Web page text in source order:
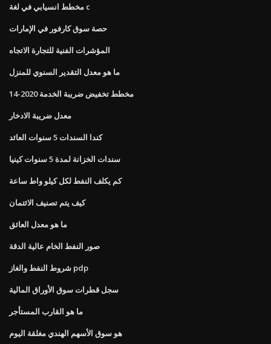
مخطط انسيابي في لغة c
حصة سوق كارفور في الإمارات
المؤشرات الفنية للتجارة الاتجاه
ما هو معدل التقدير السنوي للمنزل
مخطط تخفيض ضريبة الخدمة 2020-14
معدل ضريبة الادخار
كندا السندات 5 سنوات العائد
سندات الخزانة لمدة 5 سنوات كينيا
كم يكلف النفط لكل كيلو واط ساعة
كيف يتم تصنيف الائتمان
ما هو معدل العائق
صور النفط الخام عالية الدقة
شروط النفط والغاز pdp
سجل قطرات سوق الأوراق المالية
ما هو القارب المستأجر
هو سوق الأسهم الهندي مغلقة اليوم